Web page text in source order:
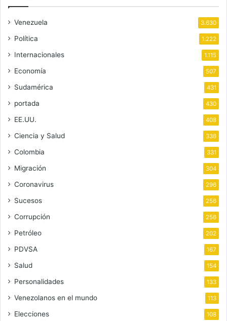
Venezuela 3.630
Política 1.222
Internacionales 1.115
Economía 507
Sudamérica 431
portada 430
EE.UU. 408
Ciencia y Salud 336
Colombia 331
Migración 304
Coronavirus 296
Sucesos 256
Corrupción 256
Petróleo 202
PDVSA 167
Salud 154
Personalidades 133
Venezolanos en el mundo 113
Elecciones 108